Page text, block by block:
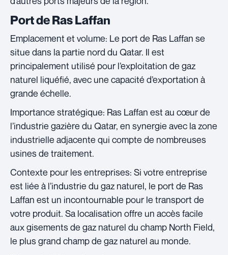
Port de Ras Laffan
Emplacement et volume: Le port de Ras Laffan se
situe dans la partie nord du Qatar. Il est
principalement utilisé pour l’exploitation de gaz
naturel liquéfié, avec une capacité d’exportation à
grande échelle.
Importance stratégique: Ras Laffan est au cœur de
l’industrie gazière du Qatar, en synergie avec la zone
industrielle adjacente qui compte de nombreuses
usines de traitement.
Contexte pour les entreprises: Si votre entreprise
est liée à l’industrie du gaz naturel, le port de Ras
Laffan est un incontournable pour le transport de
votre produit. Sa localisation offre un accès facile
aux gisements de gaz naturel du champ North Field,
le plus grand champ de gaz naturel au monde.